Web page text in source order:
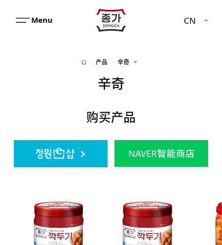
JJONGGA
메
CN
Home产品 辛奇
辛奇
购买产品
NAVER智能商店